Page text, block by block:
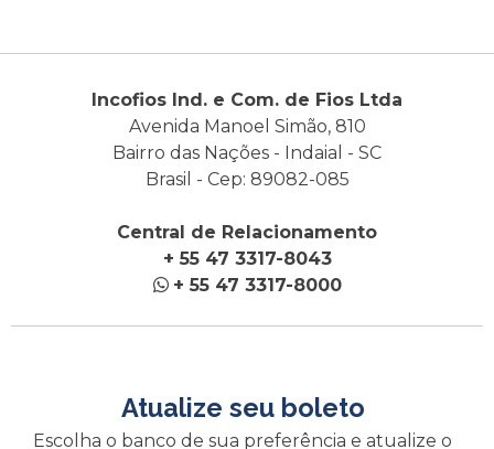
Incofios Ind. e Com. de Fios Ltda
Avenida Manoel Simão, 810
Bairro das Nações - Indaial - SC
Brasil - Cep: 89082-085
Central de Relacionamento
+ 55 47 3317-8043
+ 55 47 3317-8000
Atualize seu boleto
Escolha o banco de sua preferência e atualize o